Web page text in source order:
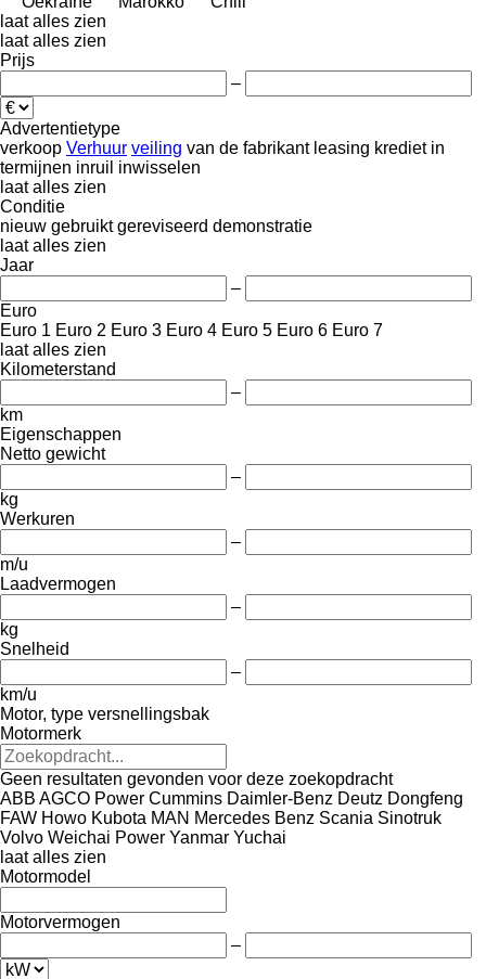
laat alles zien
laat alles zien
Prijs
–
Advertentietype
verkoop Verhuur veiling van de fabrikant leasing krediet in
termijnen inruil inwisselen
laat alles zien
Conditie
nieuw gebruikt gereviseerd demonstratie
laat alles zien
Jaar
–
Euro
Euro 1 Euro 2 Euro 3 Euro 4 Euro 5 Euro 6 Euro 7
laat alles zien
Kilometerstand
–
km
Eigenschappen
Netto gewicht
–
kg
Werkuren
–
m/u
Laadvermogen
–
kg
Snelheid
–
km/u
Motor, type versnellingsbak
Motormerk
Geen resultaten gevonden voor deze zoekopdracht
ABB AGCO Power Cummins Daimler-Benz Deutz Dongfeng
FAW Howo Kubota MAN Mercedes Benz Scania Sinotruk
Volvo Weichai Power Yanmar Yuchai
laat alles zien
Motormodel
Motorvermogen
–